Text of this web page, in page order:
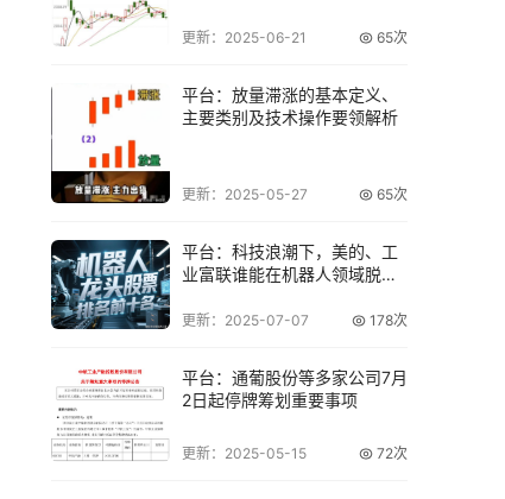
更新：2025-06-21 65次
平台：放量滞涨的基本定义、
主要类别及技术操作要领解析
更新：2025-05-27 65次
平台：科技浪潮下，美的、工
业富联谁能在机器人领域脱颖
更新：2025-07-07 178次
平台：通葡股份等多家公司7月
2日起停牌筹划重要事项
更新：2025-05-15 72次